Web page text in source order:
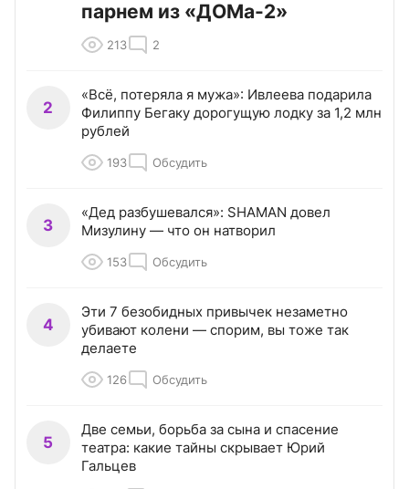
парнем из «ДОМа-2»
213 2
2
«Всё, потеряла я мужа»: Ивлеева подарила
Филиппу Бегаку дорогущую лодку за 1,2 млн
рублей
193 Обсудить
3
«Дед разбушевался»: SHAMAN довел
Мизулину — что он натворил
153 Обсудить
4
Эти 7 безобидных привычек незаметно
убивают колени — спорим, вы тоже так
делаете
126 Обсудить
5
Две семьи, борьба за сына и спасение
театра: какие тайны скрывает Юрий
Гальцев